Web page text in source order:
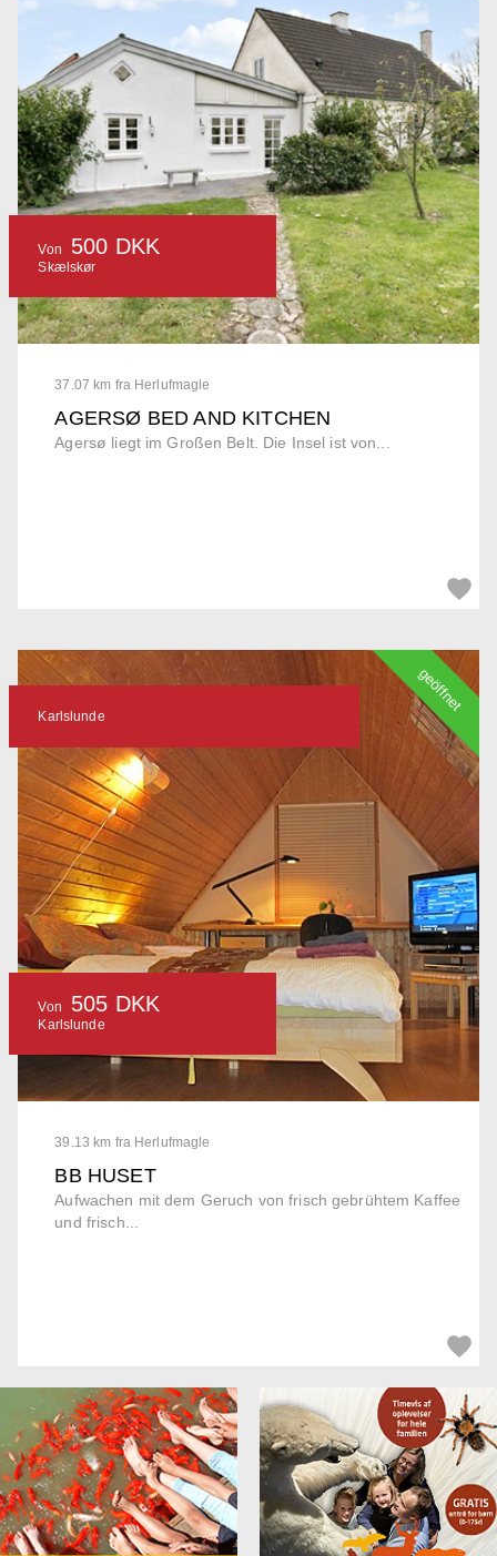
37.07 km fra Herlufmagle
AGERSØ BED AND KITCHEN
Agersø liegt im Großen Belt. Die Insel ist von...
Von 500 DKK
Skælskør
39.13 km fra Herlufmagle
BB HUSET
Aufwachen mit dem Geruch von frisch gebrühtem Kaffee
und frisch...
Karlslunde
Von 505 DKK
Karlslunde
geöffnet